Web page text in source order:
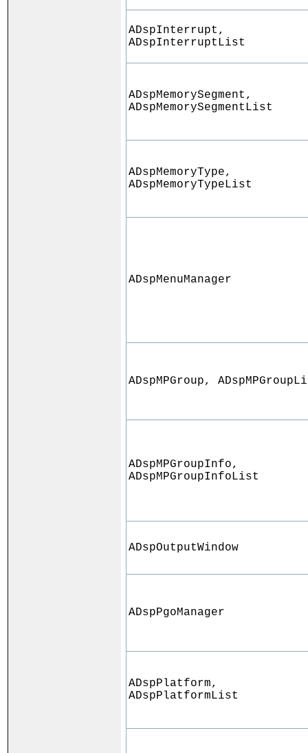
ADspInterrupt,
ADspInterruptList
ADspMemorySegment,
ADspMemorySegmentList
ADspMemoryType,
ADspMemoryTypeList
ADspMenuManager
ADspMPGroup,
ADspMPGroupInfo,
ADspMPGroupInfoList
ADspOutputWindow
ADspPgoManager
ADspPlatform,
ADspPlatformList